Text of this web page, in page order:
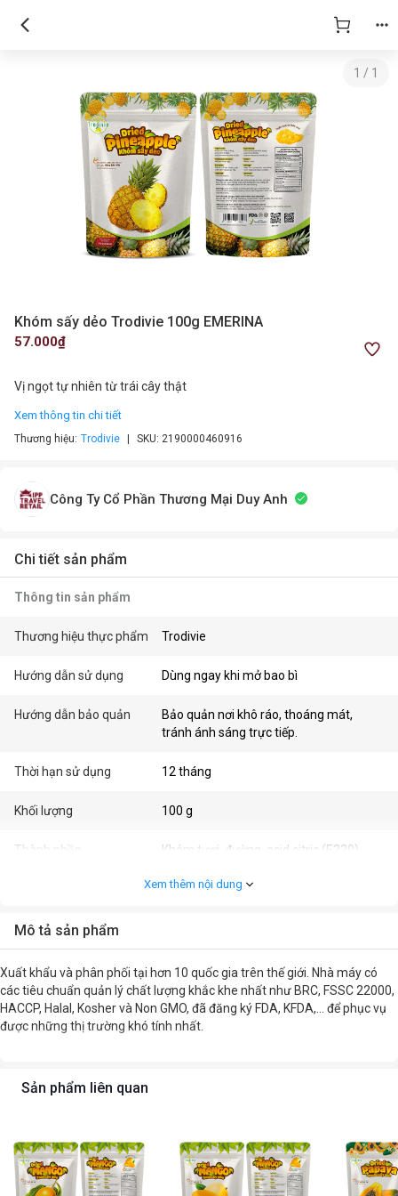
1 / 1
Khóm sấy dẻo Trodivie 100g EMERINA
57.000₫
Vị ngọt tự nhiên từ trái cây thật
Xem thông tin chi tiết
Thương hiệu: Trodivie SKU: 2190000460916
Công Ty Cổ Phần Thương Mại Duy Anh
Chi tiết sản phẩm
Thông tin sản phẩm
Thương hiệu thực phẩm Trodivie
Hướng dẫn sử dụng Dùng ngay khi mở bao bì
Hướng dẫn bảo quản
Bảo quản nơi khô ráo, thoáng mát,
tránh ánh sáng trực tiếp.
Thời hạn sử dụng 12 tháng
Khối lượng 100 g
Thành phần
Khóm tươi, đường, acid citric (E330),
Nhập khẩu / Phân phối bởiEmerina
Xem thêm nội dung
Mô tả sản phẩm
Xuất khẩu và phân phối tại hơn 10 quốc gia trên thế giới. Nhà máy có
các tiêu chuẩn quản lý chất lượng khắc khe nhất như BRC, FSSC 22000,
HACCP, Halal, Kosher và Non GMO, đã đăng ký FDA, KFDA,… để phục vụ
được những thị trường khó tính nhất.
Sản phẩm liên quan